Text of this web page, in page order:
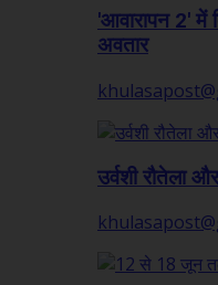
'आवारापन 2' में
अवतार
उर्वशी रौतेला